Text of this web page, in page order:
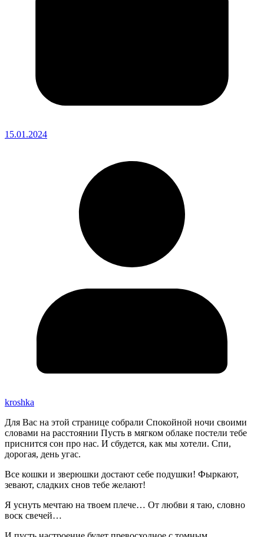
15.01.2024
kroshka
Для Вас на этой странице собрали Спокойной ночи своими
словами на расстоянии Пусть в мягком облаке постели тебе
приснится сон про нас. И сбудется, как мы хотели. Спи,
дорогая, день угас.
Все кошки и зверюшки достают себе подушки! Фыркают,
зевают, сладких снов тебе желают!
Я уснуть мечтаю на твоем плече… От любви я таю, словно
воск свечей…